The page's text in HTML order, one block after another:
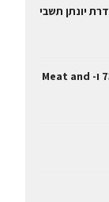
יונתן תשבי
חגיגות הבוז'ולה באסיף, רוקח 73 ו- Meat and